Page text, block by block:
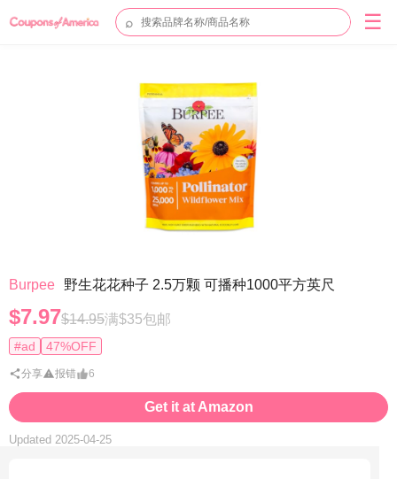
⌕ ☰
Burpee 野生花花种子 2.5万颗 可播种1000平方英尺
$7.97$14.95满$35包邮
#ad 47%OFF
分享 报错 6
Get it at Amazon
Updated 2025-04-25